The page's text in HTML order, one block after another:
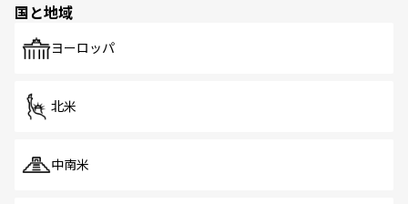
で、ホーカーズは地元の風情を楽しめる外せないスポット
国と地域
ヨーロッパ
北米
中南米